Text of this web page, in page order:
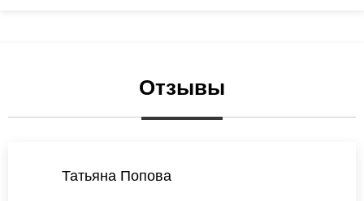
Отзывы
Ксения Лебедева